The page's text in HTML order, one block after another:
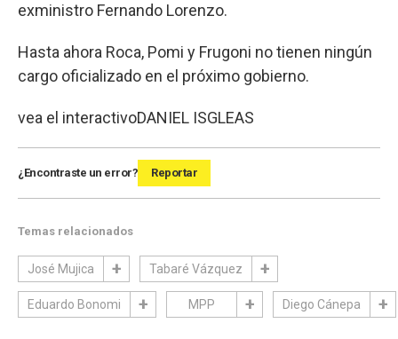
exministro Fernando Lorenzo.
Hasta ahora Roca, Pomi y Frugoni no tienen ningún
cargo oficializado en el próximo gobierno.
vea el interactivoDANIEL ISGLEAS
¿Encontraste un error? Reportar
Temas relacionados
José Mujica Tabaré Vázquez
Eduardo Bonomi MPP Diego Cánepa